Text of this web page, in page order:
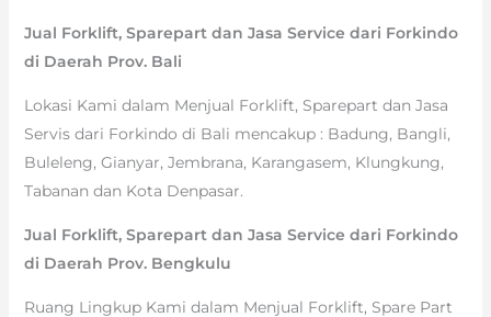
Jual Forklift, Sparepart dan Jasa Service dari Forkindo
di Daerah Prov. Bali
Lokasi Kami dalam Menjual Forklift, Sparepart dan Jasa
Servis dari Forkindo di Bali mencakup : Badung, Bangli,
Buleleng, Gianyar, Jembrana, Karangasem, Klungkung,
Tabanan dan Kota Denpasar.
Jual Forklift, Sparepart dan Jasa Service dari Forkindo
di Daerah Prov. Bengkulu
Ruang Lingkup Kami dalam Menjual Forklift, Spare Part